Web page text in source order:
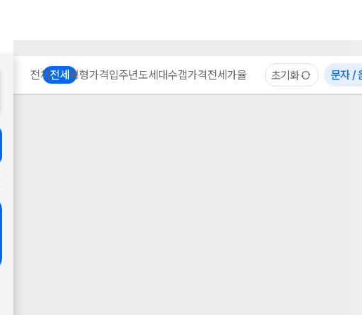
전체전세 평형가격입주년도세대수갭가격전세가율 초기화 문자 /